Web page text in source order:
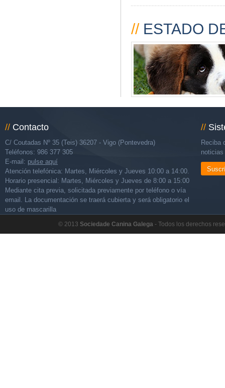
//ESTADO
// Contacto
C/ Coutadas Nº 35 (Teis) 36207 - Vigo (Pontevedra)
Teléfonos: 986 377 305
E-mail: pulse aquí
Atención telefónica: Martes, Miércoles y Jueves 10:00 a 14:00.
Horario presencial: Martes, Miércoles y Jueves de 8:00 a 15:00
Mediante cita previa, solicitada previamente por teléfono o vía
email. La documentación se traerá cubierta y será obligatorio el
uso de mascarilla
//
Reciba
© 2013 Sociedade Canina Galega - Todos los derechos